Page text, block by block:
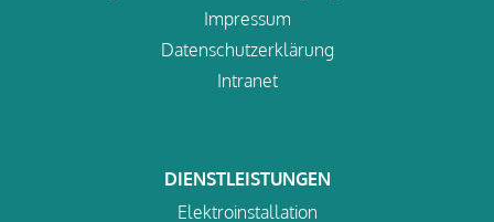
Impressum
Datenschutzerklärung
Intranet
DIENSTLEISTUNGEN
Elektroinstallation